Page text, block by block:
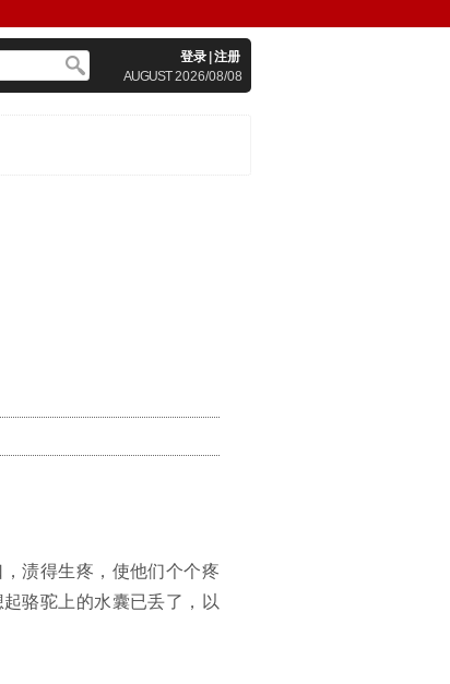
登录 注册
AUGUST2026/08/08
渍得生疼，使他们个个疼
骆驼上的水囊已丢了，以